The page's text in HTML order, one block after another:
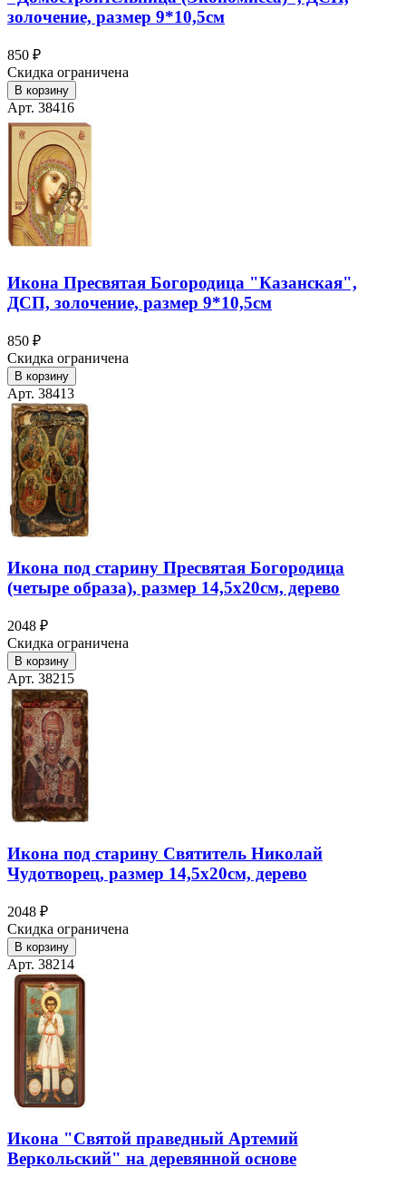
золочение, размер 9*10,5см
850 ₽
Скидка ограничена
В корзину
Арт. 38416
Икона Пресвятая Богородица "Казанская",
ДСП, золочение, размер 9*10,5см
850 ₽
Скидка ограничена
В корзину
Арт. 38413
Икона под старину Пресвятая Богородица
(четыре образа), размер 14,5х20см, дерево
2048 ₽
Скидка ограничена
В корзину
Арт. 38215
Икона под старину Святитель Николай
Чудотворец, размер 14,5х20см, дерево
2048 ₽
Скидка ограничена
В корзину
Арт. 38214
Икона "Святой праведный Артемий
Веркольский" на деревянной основе